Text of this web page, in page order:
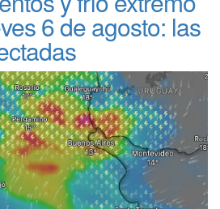
6 de agosto: las